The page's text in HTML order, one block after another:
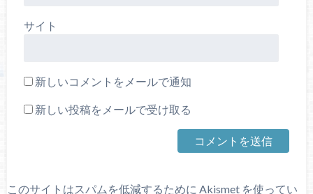
サイト
新しいコメントをメールで通知
新しい投稿をメールで受け取る
このサイトはスパムを低減するために Akismet を使ってい